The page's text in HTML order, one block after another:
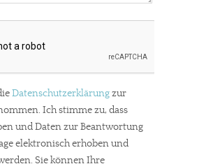
unsere Arbeit?
sind in den letzten Monaten
Berichterstattung schätzen,
kleinen Spende unterstützen.
Datenschutzerklärungzur
Ich stimme zu, dass
und Daten zur Beantwortung
elektronisch erhoben und
Sie können Ihre